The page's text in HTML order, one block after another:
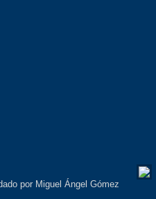
por Miguel Ángel Gómez